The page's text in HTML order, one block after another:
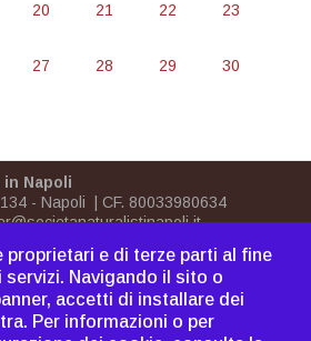
20 21 22 23
27 28 29 30
Napoli
- Napoli | CF. 80033980634
associarsi|Dove
|Sitemap|Webmaster
proprietari e di terze parti al fine
Navigando il sito o
accetti di installare dei
Per informazioni o per